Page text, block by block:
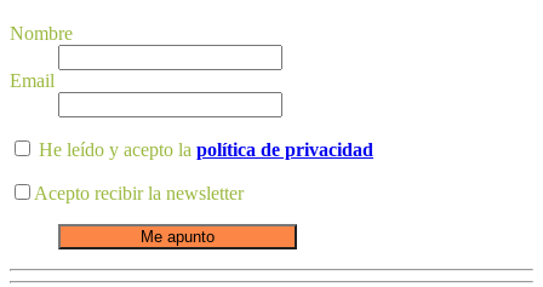
Nombre
Email
He leído y acepto la política de privacidad
Acepto recibir la newsletter